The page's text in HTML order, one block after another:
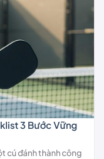
3 Bước Vững
cú đánh thành công